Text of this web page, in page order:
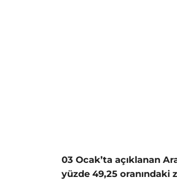
03 Ocak’ta açıklanan
yüzde 49,25